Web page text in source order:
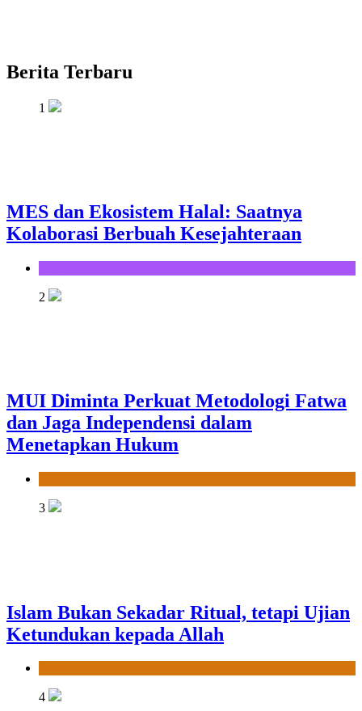
Berita Terbaru
1
MES dan Ekosistem Halal: Saatnya
Kolaborasi Berbuah Kesejahteraan
2
MUI Diminta Perkuat Metodologi Fatwa
dan Jaga Independensi dalam
Menetapkan Hukum
3
Islam Bukan Sekadar Ritual, tetapi Ujian
Ketundukan kepada Allah
4